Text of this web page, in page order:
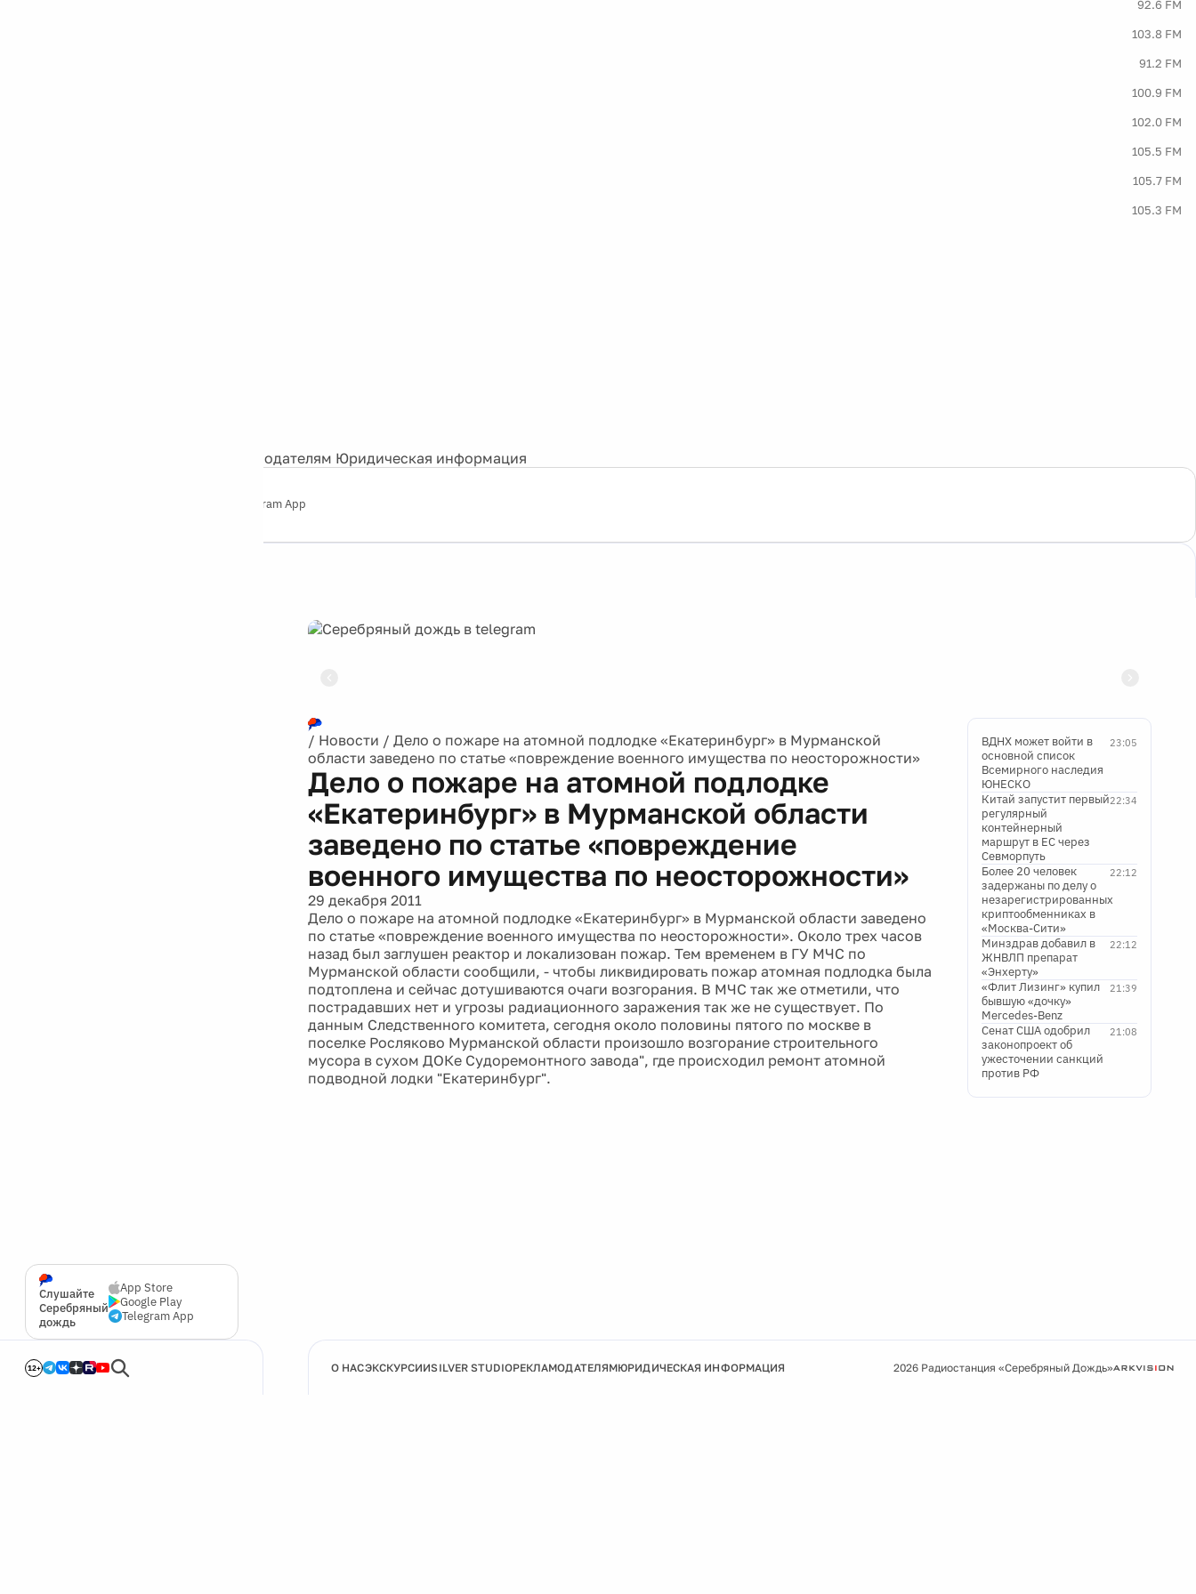
92.6 FM
103.8 FM
91.2 FM
100.9 FM
102.0 FM
105.5 FM
105.7 FM
105.3 FM
Рекламодателям Юридическая информация
Telegram App
Слушайте
Серебряный
дождь
App Store
Google Play
Telegram App
12+
/ Новости / Дело о пожаре на атомной подлодке «Екатеринбург» в Мурманской
области заведено по статье «повреждение военного имущества по неосторожности»
Дело о пожаре на атомной подлодке
«Екатеринбург» в Мурманской области
заведено по статье «повреждение
военного имущества по неосторожности»
29 декабря 2011
Дело о пожаре на атомной подлодке «Екатеринбург» в Мурманской области заведено
по статье «повреждение военного имущества по неосторожности». Около трех часов
назад был заглушен реактор и локализован пожар. Тем временем в ГУ МЧС по
Мурманской области сообщили, - чтобы ликвидировать пожар атомная подлодка была
подтоплена и сейчас дотушиваются очаги возгорания. В МЧС так же отметили, что
пострадавших нет и угрозы радиационного заражения так же не существует. По
данным Следственного комитета, сегодня около половины пятого по москве в
поселке Росляково Мурманской области произошло возгорание строительного
мусора в сухом ДОКе Судоремонтного завода", где происходил ремонт атомной
подводной лодки "Екатеринбург".
23:05
ВДНХ может войти в
основной список
Всемирного наследия
ЮНЕСКО
22:34
Китай запустит первый
регулярный
контейнерный
маршрут в ЕС через
Севморпуть
22:12
Более 20 человек
задержаны по делу о
незарегистрированных
криптообменниках в
«Москва-Сити»
22:12
Минздрав добавил в
ЖНВЛП препарат
«Энхерту»
21:39
«Флит Лизинг» купил
бывшую «дочку»
Mercedes-Benz
21:08
Сенат США одобрил
законопроект об
ужесточении санкций
против РФ
О НАСЭКСКУРСИИSILVER STUDIOРЕКЛАМОДАТЕЛЯМЮРИДИЧЕСКАЯ ИНФОРМАЦИЯ 2026 Радиостанция «Серебряный Дождь»